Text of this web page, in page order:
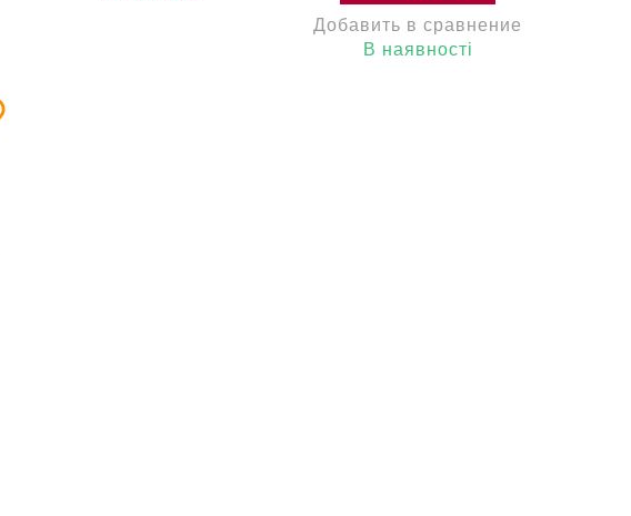
Добавить в сравнение
В наявності